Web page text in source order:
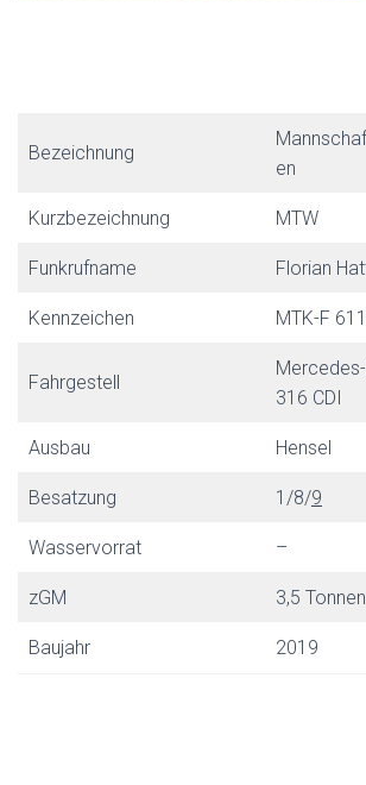
Bezeichnung
en
Kurzbezeichnung MTW
Funkrufname Florian
Kennzeichen MTK-F
Fahrgestell
316 CDI
Ausbau Hensel
Besatzung 1/8/9
Wasservorrat –
zGM 3,5 Tonnen
Baujahr 2019